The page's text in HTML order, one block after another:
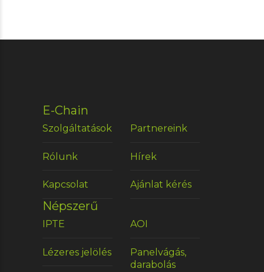
E-Chain
Szolgáltatások Partnereink
Rólunk Hírek
Kapcsolat Ajánlat kérés
Népszerű
IPTE AOI
Lézeres jelölés
Panelvágás,
darabolás